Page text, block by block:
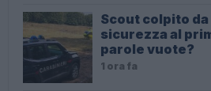
Scout colpito
sicurezza al
parole vuote?
1 ora fa